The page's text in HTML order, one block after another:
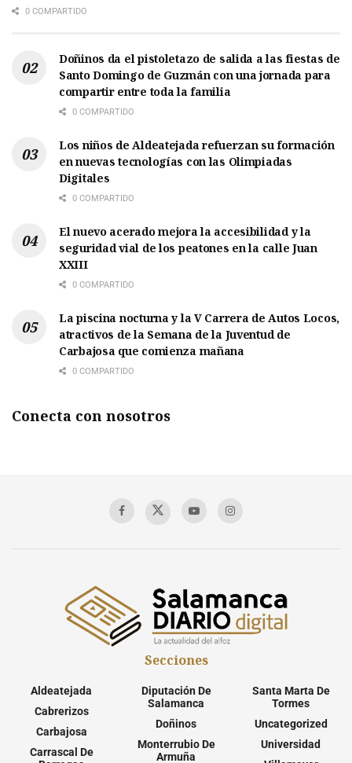
0 COMPARTIDO
Doñinos da el pistoletazo de salida a las fiestas de
Santo Domingo de Guzmán con una jornada para
compartir entre toda la familia
0 COMPARTIDO
Los niños de Aldeatejada refuerzan su formación
en nuevas tecnologías con las Olimpiadas
Digitales
0 COMPARTIDO
El nuevo acerado mejora la accesibilidad y la
seguridad vial de los peatones en la calle Juan
XXIII
0 COMPARTIDO
La piscina nocturna y la V Carrera de Autos Locos,
atractivos de la Semana de la Juventud de
Carbajosa que comienza mañana
0 COMPARTIDO
Conecta con nosotros
Secciones
Aldeatejada
Cabrerizos
Carbajosa
Carrascal De
Diputación De
Salamanca
Doñinos
Monterrubio De
Armuña
Santa Marta De
Tormes
Uncategorized
Universidad